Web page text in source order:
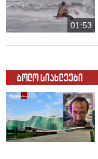
01:53
ბოლო სიახლეები